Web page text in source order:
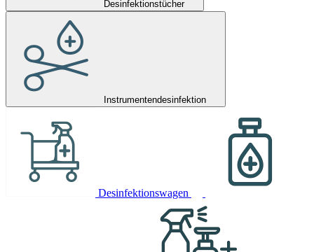
Desinfektionstücher
Instrumentendesinfektion
Desinfektionswagen